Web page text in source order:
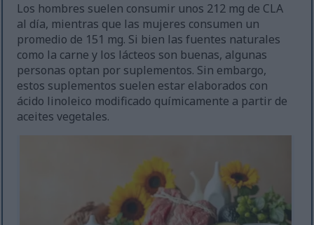
Los hombres suelen consumir unos 212 mg de CLA
al día, mientras que las mujeres consumen un
promedio de 151 mg. Si bien las fuentes naturales
como la carne y los lácteos son buenas, algunas
personas optan por suplementos. Sin embargo,
estos suplementos suelen estar elaborados con
ácido linoleico modificado químicamente a partir de
aceites vegetales.